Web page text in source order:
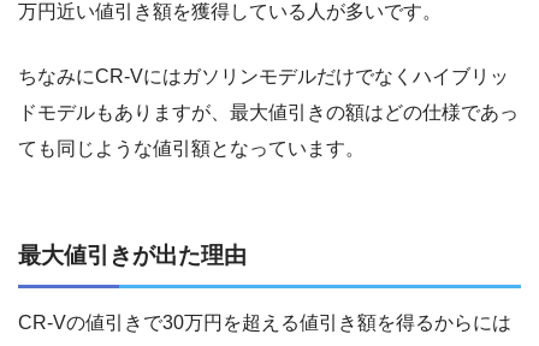
万円近い値引き額を獲得している人が多いです。
ちなみにCR-Vにはガソリンモデルだけでなくハイブリッ
ドモデルもありますが、最大値引きの額はどの仕様であっ
ても同じような値引額となっています。
最大値引きが出た理由
CR-Vの値引きで30万円を超える値引き額を得るからには